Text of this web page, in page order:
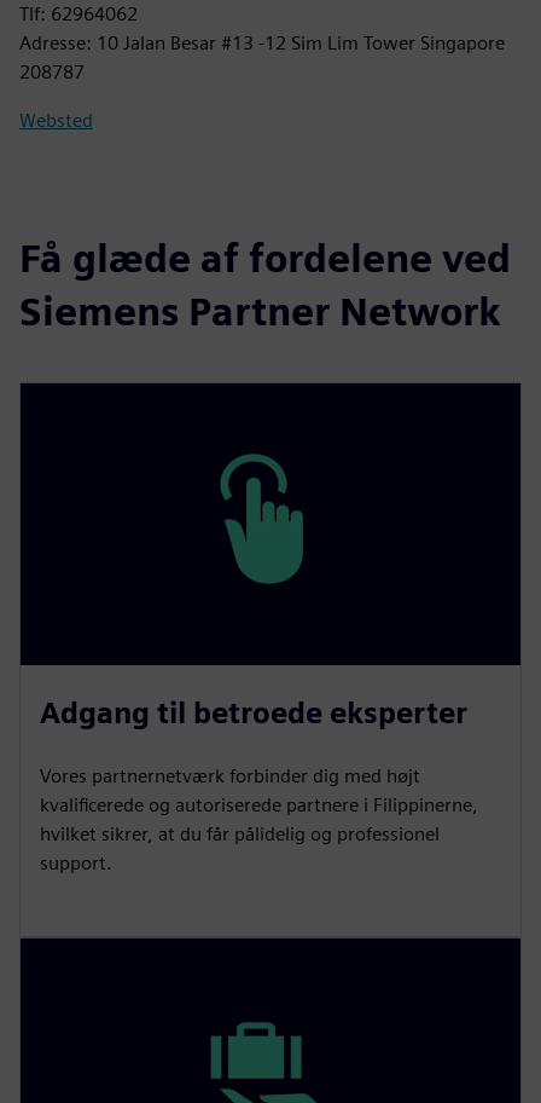
Tlf: 62964062
Adresse: 10 Jalan Besar #13 -12 Sim Lim Tower Singapore
208787
Websted
Få glæde af fordelene ved
Siemens Partner Network
Adgang til betroede eksperter
Vores partnernetværk forbinder dig med højt
kvalificerede og autoriserede partnere i Filippinerne,
hvilket sikrer, at du får pålidelig og professionel
support.